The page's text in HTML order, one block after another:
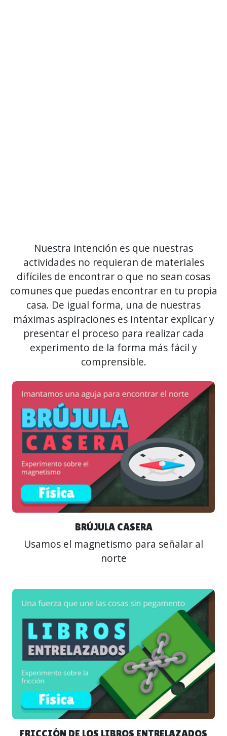
Nuestra intención es que nuestras
actividades no requieran de materiales
difíciles de encontrar o que no sean cosas
comunes que puedas encontrar en tu propia
casa. De igual forma, una de nuestras
máximas aspiraciones es intentar explicar y
presentar el proceso para realizar cada
experimento de la forma más fácil y
comprensible.
BRÚJULA CASERA
Usamos el magnetismo para señalar al
norte
FRICCIÓN DE LOS LIBROS ENTRELAZADOS